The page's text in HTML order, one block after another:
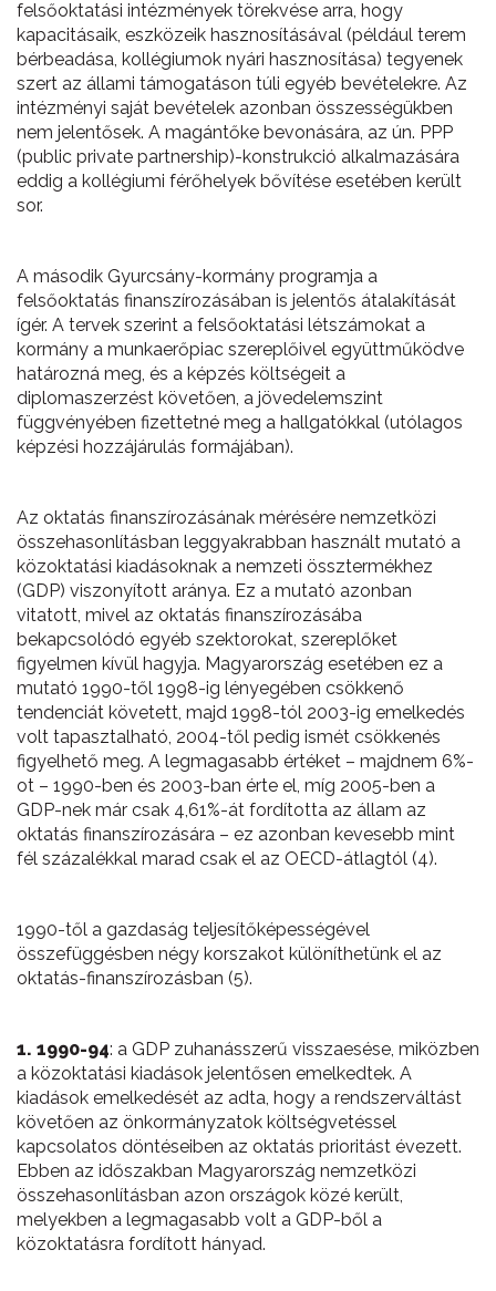
felsőoktatási intézmények törekvése arra, hogy
kapacitásaik, eszközeik hasznosításával (például terem
bérbeadása, kollégiumok nyári hasznosítása) tegyenek
szert az állami támogatáson túli egyéb bevételekre. Az
intézményi saját bevételek azonban összességükben
nem jelentősek. A magántőke bevonására, az ún. PPP
(public private partnership)-konstrukció alkalmazására
eddig a kollégiumi férőhelyek bővítése esetében került
sor.
A második Gyurcsány-kormány programja a
felsőoktatás finanszírozásában is jelentős átalakítását
ígér. A tervek szerint a felsőoktatási létszámokat a
kormány a munkaerőpiac szereplőivel együttműködve
határozná meg, és a képzés költségeit a
diplomaszerzést követően, a jövedelemszint
függvényében fizettetné meg a hallgatókkal (utólagos
képzési hozzájárulás formájában).
Az oktatás finanszírozásának mérésére nemzetközi
összehasonlításban leggyakrabban használt mutató a
közoktatási kiadásoknak a nemzeti össztermékhez
(GDP) viszonyított aránya. Ez a mutató azonban
vitatott, mivel az oktatás finanszírozásába
bekapcsolódó egyéb szektorokat, szereplőket
figyelmen kívül hagyja. Magyarország esetében ez a
mutató 1990-től 1998-ig lényegében csökkenő
tendenciát követett, majd 1998-tól 2003-ig emelkedés
volt tapasztalható, 2004-től pedig ismét csökkenés
figyelhető meg. A legmagasabb értéket – majdnem 6%-
ot – 1990-ben és 2003-ban érte el, míg 2005-ben a
GDP-nek már csak 4,61%-át fordította az állam az
oktatás finanszírozására – ez azonban kevesebb mint
fél százalékkal marad csak el az OECD-átlagtól (4).
1990-től a gazdaság teljesítőképességével
összefüggésben négy korszakot különíthetünk el az
oktatás-finanszírozásban (5).
1. 1990-94: a GDP zuhanásszerű visszaesése, miközben
a közoktatási kiadások jelentősen emelkedtek. A
kiadások emelkedését az adta, hogy a rendszerváltást
követően az önkormányzatok költségvetéssel
kapcsolatos döntéseiben az oktatás prioritást évezett.
Ebben az időszakban Magyarország nemzetközi
összehasonlításban azon országok közé került,
melyekben a legmagasabb volt a GDP-ből a
közoktatásra fordított hányad.